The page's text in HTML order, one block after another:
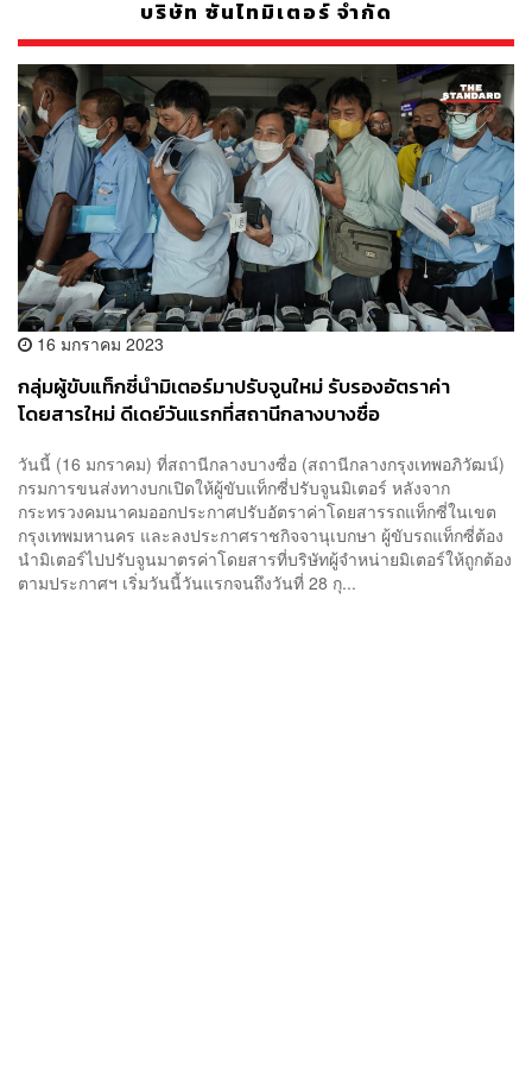
บริษัท ซันไทมิเตอร์ จำกัด
16 มกราคม 2023
กลุ่มผู้ขับแท็กซี่นำมิเตอร์มาปรับจูนใหม่ รับรองอัตราค่า
โดยสารใหม่ ดีเดย์วันแรกที่สถานีกลางบางซื่อ
วันนี้ (16 มกราคม) ที่สถานีกลางบางซื่อ (สถานีกลางกรุงเทพอภิวัฒน์)
กรมการขนส่งทางบกเปิดให้ผู้ขับแท็กซี่ปรับจูนมิเตอร์ หลังจาก
กระทรวงคมนาคมออกประกาศปรับอัตราค่าโดยสารรถแท็กซี่ในเขต
กรุงเทพมหานคร และลงประกาศราชกิจจานุเบกษา ผู้ขับรถแท็กซี่ต้อง
นำมิเตอร์ไปปรับจูนมาตรค่าโดยสารที่บริษัทผู้จำหน่ายมิเตอร์ให้ถูกต้อง
ตามประกาศฯ เริ่มวันนี้วันแรกจนถึงวันที่ 28 กุ...